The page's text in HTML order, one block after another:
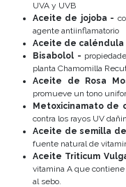
UVA y UVB
Aceite de jojoba -
agente antiinflamatorio
Aceite de caléndula
Bisabolol -
planta Chamomilla
Aceite de Rosa
promueve un tono
Metoxicinamato de
contra los rayos UV
Aceite de semilla
fuente natural de
Aceite Triticum
vitamina A que
al sebo.